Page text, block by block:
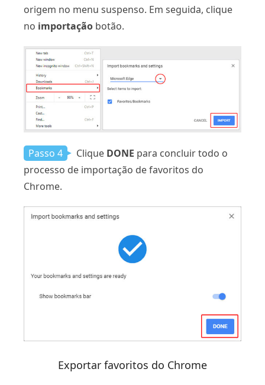
origem no menu suspenso. Em seguida, clique
no importação botão.
Passo 4 Clique DONE para concluir todo o
processo de importação de favoritos do
Chrome.
Exportar favoritos do Chrome